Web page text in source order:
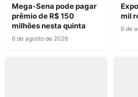
Mega-Sena pode pagar
prêmio de R$ 150
milhões nesta quinta
6 de agosto de 2026
mil
6 de